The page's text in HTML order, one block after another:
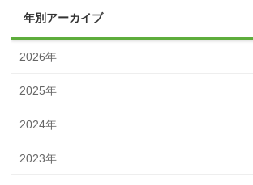
年別アーカイブ
2026年
2025年
2024年
2023年